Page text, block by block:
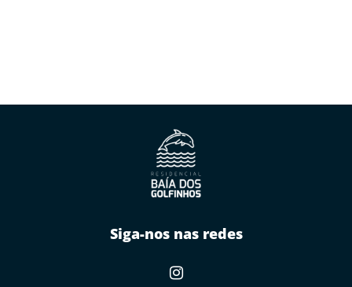
Siga-nos nas redes